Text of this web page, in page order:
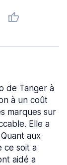
de Tanger à
à un coût
marques sur
Elle a
aux
ce soit a
aidé a